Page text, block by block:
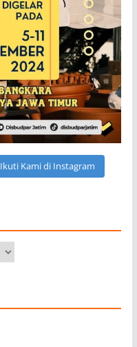
Ikuti Kami di Instagram